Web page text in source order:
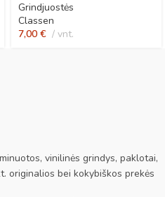
Grindjuostės
Classen
7,00 € vnt.
vinilinės grindys, paklotai,
originalios bei kokybiškos prekės